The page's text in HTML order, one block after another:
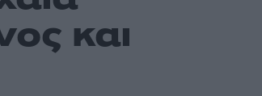
και